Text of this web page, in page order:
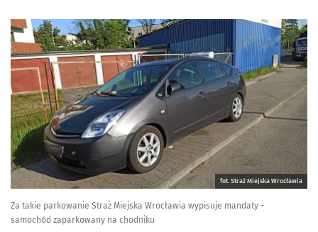
fot. Straż Miejska Wrocławia
Za takie parkowanie Straż Miejska Wrocławia wypisuje mandaty -
samochód zaparkowany na chodniku